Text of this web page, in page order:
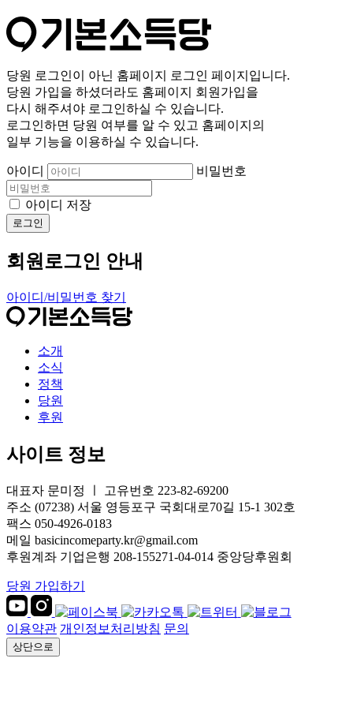
당원 로그인이 아닌 홈페이지 로그인 페이지입니다.
당원 가입을 하셨더라도 홈페이지 회원가입을
다시 해주셔야 로그인하실 수 있습니다.
로그인하면 당원 여부를 알 수 있고 홈페이지의
일부 기능을 이용하실 수 있습니다.
아이디 비밀번호
아이디 저장
로그인
회원로그인 안내
아이디/비밀번호 찾기
소개
소식
정책
당원
후원
사이트 정보
대표자 문미정 ㅣ 고유번호 223-82-69200
주소 (07238) 서울 영등포구 국회대로70길 15-1 302호
팩스 050-4926-0183
메일 basicincomeparty.kr@gmail.com
후원계좌 기업은행 208-155271-04-014 중앙당후원회
당원 가입하기
이용약관 개인정보처리방침 문의
상단으로